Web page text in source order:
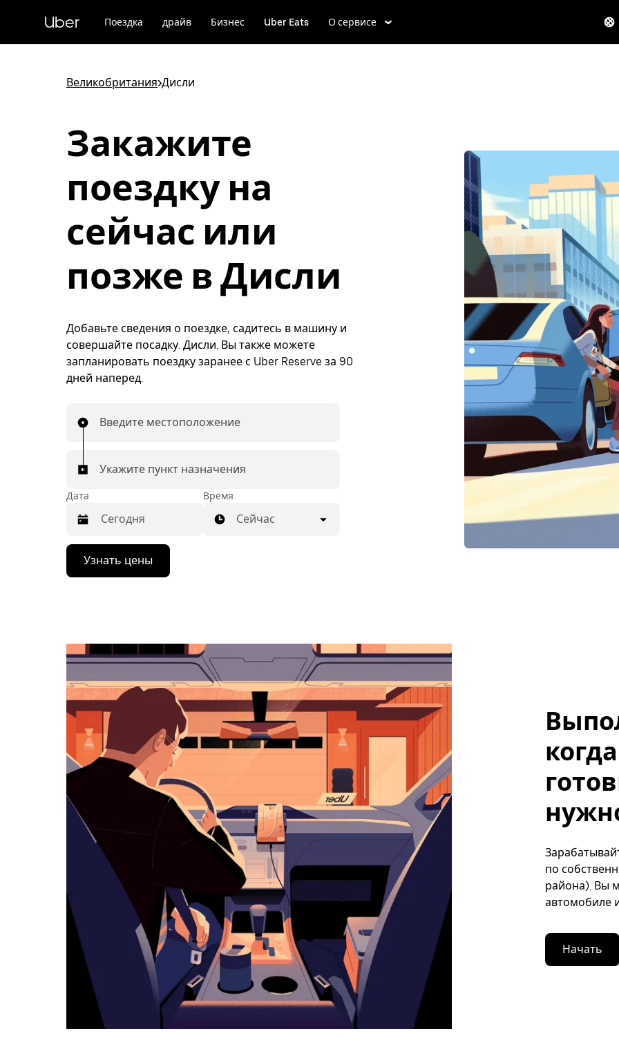
к
Uber Поездка драйв Бизнес Uber Eats О сервисе
Великобритания>Дисли
Закажите
поездку на
сейчас или
позже в Дисли
Добавьте сведения о поездке, садитесь в машину и
совершайте посадку. Дисли. Вы также можете
запланировать поездку заранее с Uber Reserve за 90
дней наперед.
Введите местоположение
Укажите пункт назначения
Дата
Нажмите
стрелку
вниз,
выбрать
дату.
закрыть
календарь,
нажмите
Esc.
Время
Сейчас
Узнать цены
по
района). Вы
автомобиле
Начать